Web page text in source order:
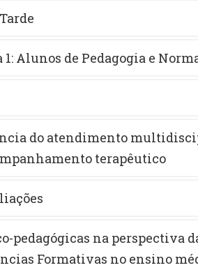
1: Alunos de Pedagogia e
do atendimento
terapêutico
pedagógicas na perspectiva
Formativas no ensino